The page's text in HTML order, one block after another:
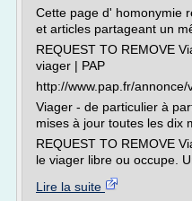
Cette page d' homonymie
et articles partageant un
REQUEST TO REMOVE
viager | PAP
http://www.pap.fr/
Viager - de particulier à
mises à jour toutes les dix
REQUEST TO REMOVE
le viager libre ou occupe.
Lire la suite